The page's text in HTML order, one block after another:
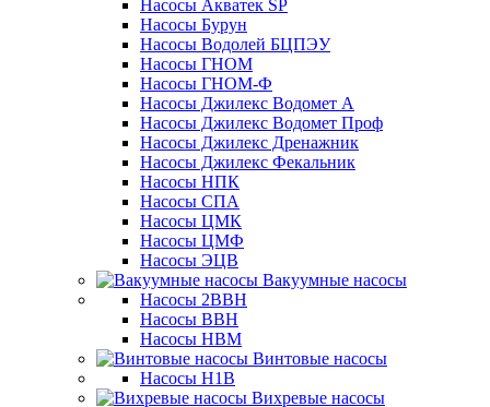
Насосы Акватек SP
Насосы Бурун
Насосы Водолей БЦПЭУ
Насосы ГНОМ
Насосы ГНОМ-Ф
Насосы Джилекс Водомет А
Насосы Джилекс Водомет Проф
Насосы Джилекс Дренажник
Насосы Джилекс Фекальник
Насосы НПК
Насосы СПА
Насосы ЦМК
Насосы ЦМФ
Насосы ЭЦВ
Вакуумные насосы
Насосы 2ВВН
Насосы ВВН
Насосы НВМ
Винтовые насосы
Насосы Н1В
Вихревые насосы